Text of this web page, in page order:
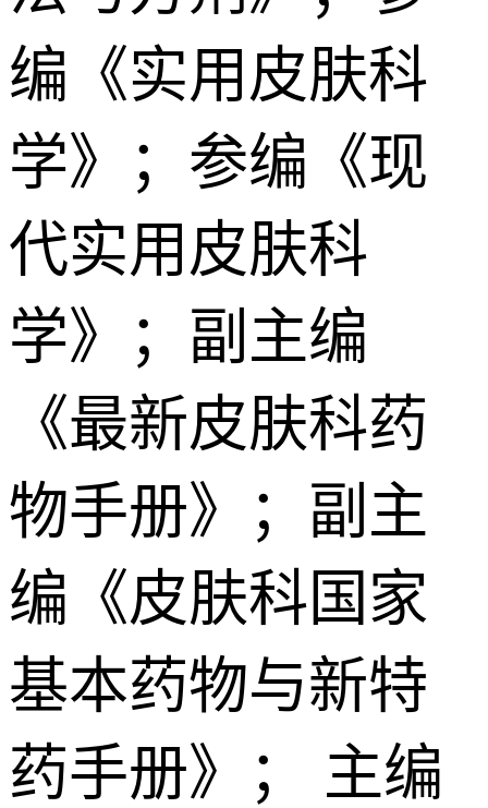
编《实用皮肤科
学》；参编《现
代实用皮肤科
学》；副主编
《最新皮肤科药
物手册》；副主
编《皮肤科国家
基本药物与新特
药手册》； 主编